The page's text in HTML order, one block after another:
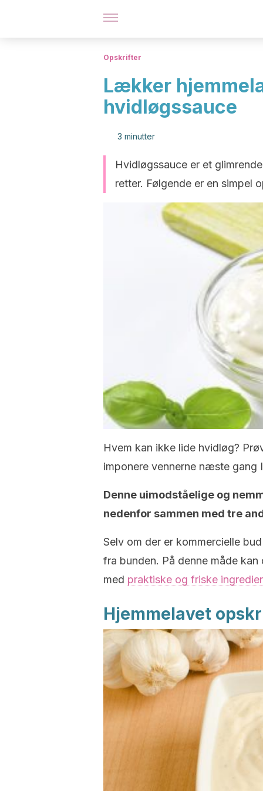
Opskrifter
Lækker
hvidløgssauce
3 minutter
Hvidløgssauce er et
retter. Følgende er en simpel
Hvem kan ikke lide hvidløg?
imponere vennerne næste gang
Denne uimodståelige og
nedenfor sammen med tre
Selv om der er kommercielle
fra bunden. På denne måde
med praktiske og friske
Hjemmelavet